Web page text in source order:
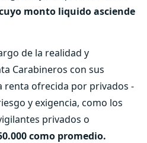
monto liquido asciende
de la realidad y
Carabineros con sus
renta ofrecida por privados -
y exigencia, como los
privados o
como promedio.